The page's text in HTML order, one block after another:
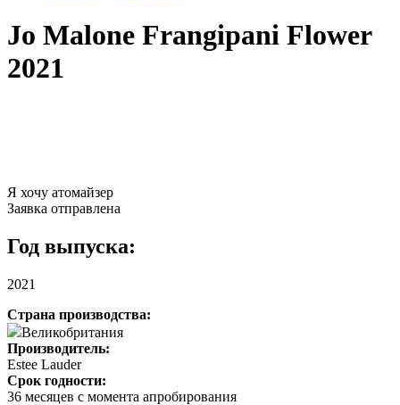
Jo Malone Frangipani Flower
2021
Я хочу атомайзер
Заявка отправлена
Год выпуска:
2021
Страна производства:
Великобритания
Производитель:
Estee Lauder
Срок годности:
36 месяцев с момента апробирования